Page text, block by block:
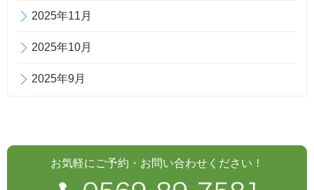
2025年11月
2025年10月
2025年9月
お気軽にご予約・お問い合わせください！